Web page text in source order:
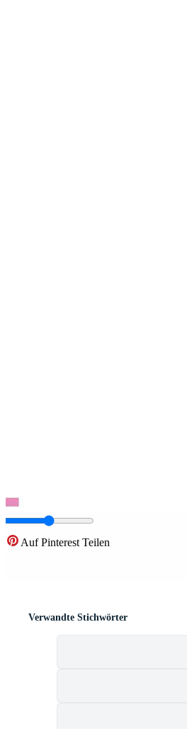
Auf Pinterest Teilen
Verwandte Stichwörter